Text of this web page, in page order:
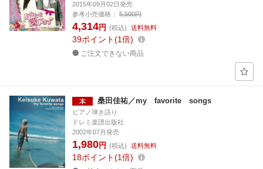
2015年09月02日発売
参考小売価格：
5,500円
4,314円 (税込) 送料無料
39ポイント 1倍
ご注文できない商品
桑田佳祐／my favorite songs
ピアノ弾き語り
ドレミ楽譜出版社
2002年07月発売
1,980円 (税込) 送料無料
18ポイント 1倍